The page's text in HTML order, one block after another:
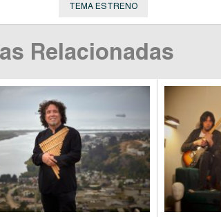
TEMA ESTRENO
Relacionadas